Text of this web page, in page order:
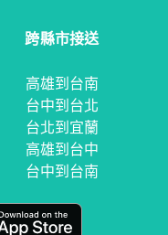
跨縣市接送
高雄到台南
台中到台北
台北到宜蘭
高雄到台中
台中到台南